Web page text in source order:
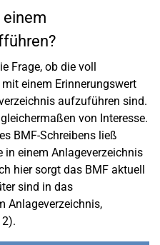
einem
Frage, ob die voll
einem Erinnerungswert
aufzuführen sind.
von Interesse.
BMF-Schreibens ließ
in einem Anlageverzeichnis
hier sorgt das BMF aktuell
sind in das
Anlageverzeichnis,